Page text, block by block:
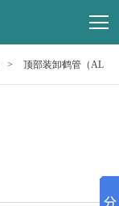
> 顶部装卸鹤管（AL